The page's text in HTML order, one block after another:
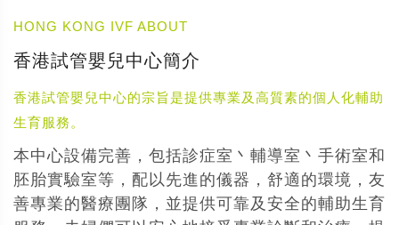
HONG KONG IVF ABOUT
香港試管嬰兒中心簡介
香港試管嬰兒中心的宗旨是提供專業及高質素的個人化輔助
生育服務。
本中心設備完善，包括診症室丶輔導室丶手術室和
胚胎實驗室等，配以先進的儀器，舒適的環境，友
善專業的醫療團隊，並提供可靠及安全的輔助生育